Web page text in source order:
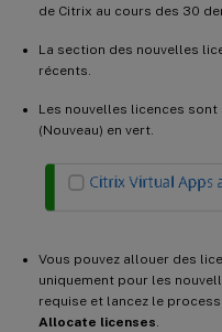
de Citrix au cours des 30
La section des nouvelles
récents.
Les nouvelles licences
(Nouveau) en vert.
Vous pouvez allouer des
uniquement pour les
requise et lancez le
Allocate licenses.